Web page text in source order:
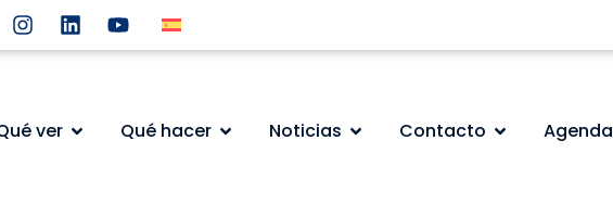
ver Qué hacer Noticias Contacto Agenda